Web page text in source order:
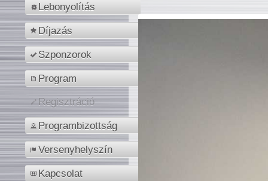
Lebonyolítás
Díjazás
Szponzorok
Program
Regisztráció
Programbizottság
Versenyhelyszín
Kapcsolat